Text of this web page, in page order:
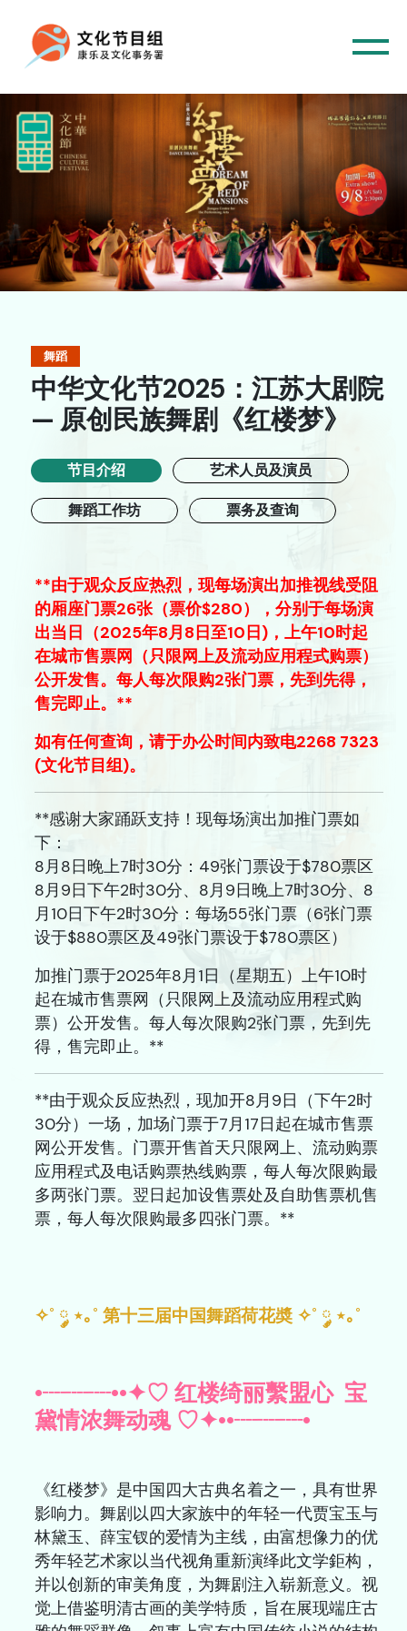
主页
中国戏曲
跨媒体艺术
戏剧
合家欢
艺在指尺
关于我们
档案室
新闻艺评库
递交节目建议书
诚征专业服务人员
网站连结
联络我们
繁 ENG A A A
舞蹈
中华文化节2025：江苏大剧院
— 原创民族舞剧《红楼梦》
节目介绍 艺术人员及演员
舞蹈工作坊 票务及查询
**由于观众反应热烈，现每场演出加推视线受阻
的厢座门票26张（票价$280），分别于每场演
出当日（2025年8月8日至10日)，上午10时起
在城市售票网（只限网上及流动应用程式购票）
公开发售。每人每次限购2张门票，先到先得，
售完即止。**
如有任何查询，请于办公时间内致电2268 7323
(文化节目组)。
**感谢大家踊跃支持！现每场演出加推门票如
下：
8月8日晚上7时30分：49张门票设于$780票区
8月9日下午2时30分、8月9日晚上7时30分、8
月10日下午2时30分：每场55张门票（6张门票
设于$880票区及49张门票设于$780票区）
加推门票于2025年8月1日（星期五）上午10时
起在城市售票网（只限网上及流动应用程式购
票）公开发售。每人每次限购2张门票，先到先
得，售完即止。**
**由于观众反应热烈，现加开8月9日（下午2时
30分）一场，加场门票于7月17日起在城市售票
网公开发售。门票开售首天只限网上、流动购票
应用程式及电话购票热线购票，每人每次限购最
多两张门票。翌日起加设售票处及自助售票机售
票，每人每次限购最多四张门票。**
✧˚ ༘ ⋆｡˚ 第十三届中国舞蹈荷花奬 ✧˚ ༘ ⋆｡˚
•┈┈┈••✦♡ 红楼绮丽繫盟心 宝
黛情浓舞动魂 ♡✦••┈┈┈•
《红楼梦》是中国四大古典名着之一，具有世界
影响力。舞剧以四大家族中的年轻一代贾宝玉与
林黛玉、薛宝钗的爱情为主线，由富想像力的优
秀年轻艺术家以当代视角重新演绎此文学鉅构，
并以创新的审美角度，为舞剧注入崭新意义。视
觉上借鉴明清古画的美学特质，旨在展现端庄古